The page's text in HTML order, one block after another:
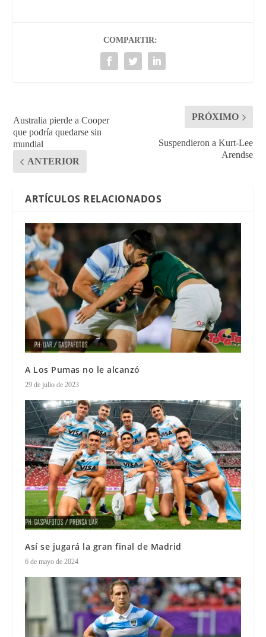
COMPARTIR:
Australia pierde a Cooper
que podría quedarse sin
mundial
ANTERIOR
PRÓXIMO
Suspendieron a Kurt-Lee
Arendse
ARTÍCULOS RELACIONADOS
A Los Pumas no le alcanzó
29 de julio de 2023
Así se jugará la gran final de Madrid
6 de mayo de 2024